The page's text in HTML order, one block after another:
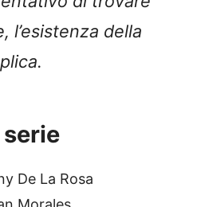
l’esistenza della
De La Rosa